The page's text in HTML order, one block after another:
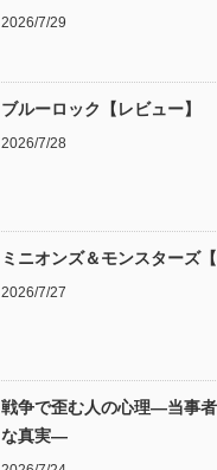
2026/7/29
ブルーロック【レビュー】
2026/7/28
ミニオンズ＆モンスターズ【
2026/7/27
戦争で歪む人の心理―当事
な真実―